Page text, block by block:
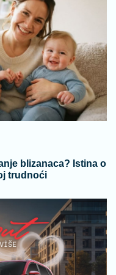
blizanaca? Istina o
trudnoći